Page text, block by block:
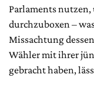
Parlaments
durchzuboxen –
Missachtung
Wähler mit ihrer
gebracht haben,